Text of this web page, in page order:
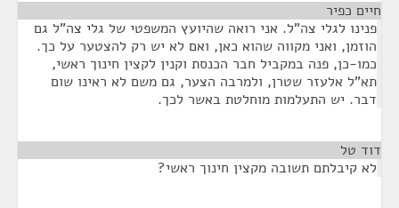
חיים כפיר
פנינו לגלי צה"ל. אני רואה שהיועץ המשפטי של גלי צה"ל גם
הוזמן, ואני מקווה שהוא כאן, ואם לא יש רק להצטער על כך.
כמו-כן, פנה במקביל חבר הכנסת וקנין לקצין חינוך ראשי,
תא"ל אלעזר שטרן, ולמרבה הצער, גם משם לא ראינו שום
דבר. יש התעלמות מוחלטת באשר לכך.
דוד טל
לא קיבלתם תשובה מקצין חינוך ראשי?